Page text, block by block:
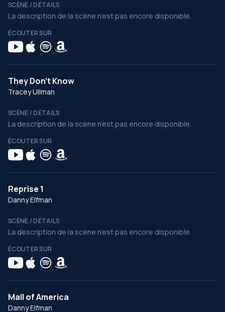
SCÈNE / DÉTAILS
La description de la scène n’est pas encore disponible.
ÉCOUTER SUR
They Don't Know
Tracey Ullman
SCÈNE / DÉTAILS
La description de la scène n’est pas encore disponible.
ÉCOUTER SUR
Reprise 1
Danny Elfman
SCÈNE / DÉTAILS
La description de la scène n’est pas encore disponible.
ÉCOUTER SUR
Mall of America
Danny Elfman